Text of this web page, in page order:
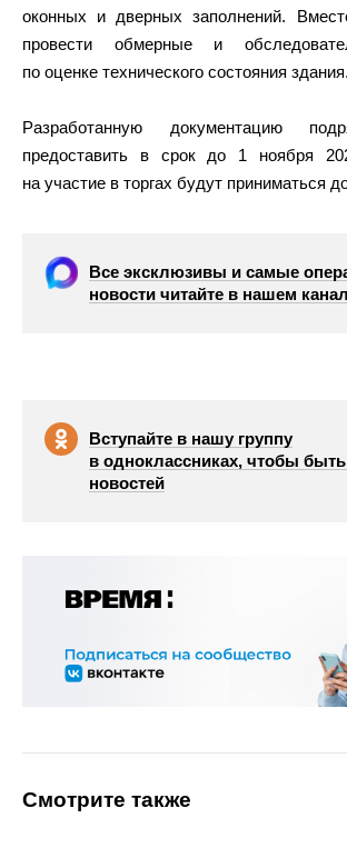
оконных и дверных заполнений.
провести обмерные и
по оценке технического состояния здания.
Разработанную документацию
предоставить в срок до 1 ноября
на участие в торгах будут приниматься
Все эксклюзивы и самые
новости читайте в нашем
Вступайте в нашу группу
в одноклассниках, чтобы быть
новостей
Смотрите также